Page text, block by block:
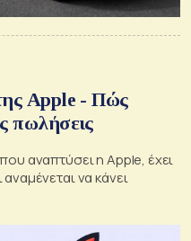
Apple - Πώς
πωλήσεις
αναπτύσει η Apple, έχει
να κάνει